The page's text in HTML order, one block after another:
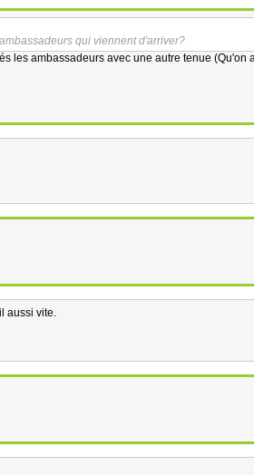
qui viennent d'arriver?
les ambassadeurs avec une autre tenue (Qu'on
aussi vite.